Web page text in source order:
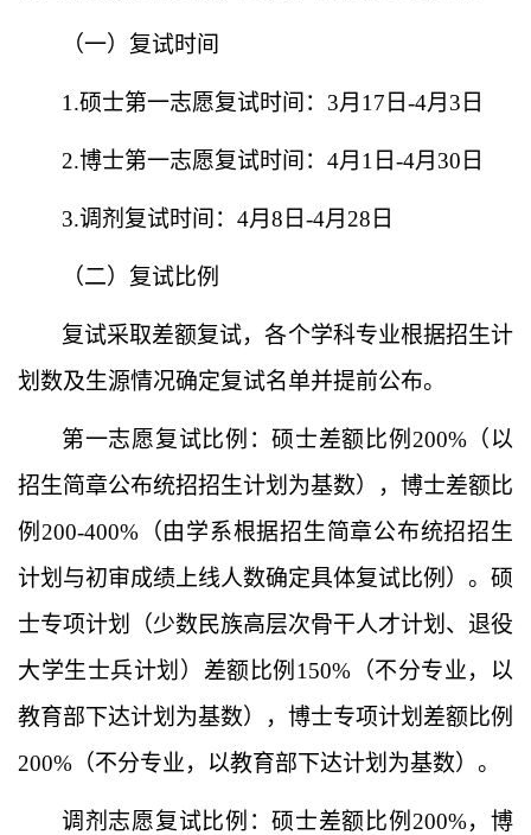
（一）复试时间
1.硕士第一志愿复试时间：3月1 7日-4月3日
2.博士第一志愿复试时间：4月1 日-4月30日
3.调剂复试时间：4月8日-4月 28 日
（二）复试比例
复试采取差额复试，各个学科专业根据招生计
划数及生源情况确定复试名单并提前公布。
第一志愿复试比例：硕士差额比例 200%（以
招生简章公布统招招生计划为基数）
， 博士差额比
例 200-400%（由学系根据招生简章公布统招招生
计划与初审成绩上线人数确定具体复试比例）。 硕
士专项计划（少数民族高层次骨干人才计划 、 退役
大学生士兵计划） 差额比例 150%（不分专业，以
教育部下达计划为基数）
， 博士专项计划差额比例
200% （不分专业，以教育部下达计划为基数）。
调剂志愿复试比例：硕士差额比例 200%，博